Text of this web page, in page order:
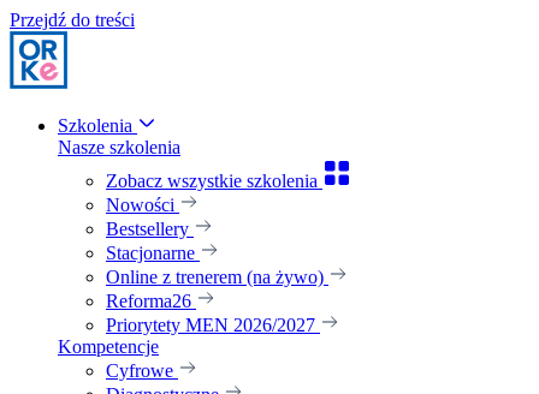
Przejdź do treści
Szkolenia
Nasze szkolenia
Zobacz wszystkie szkolenia
Nowości
Bestsellery
Stacjonarne
Online z trenerem (na żywo)
Reforma26
Priorytety MEN 2026/2027
Kompetencje
Cyfrowe